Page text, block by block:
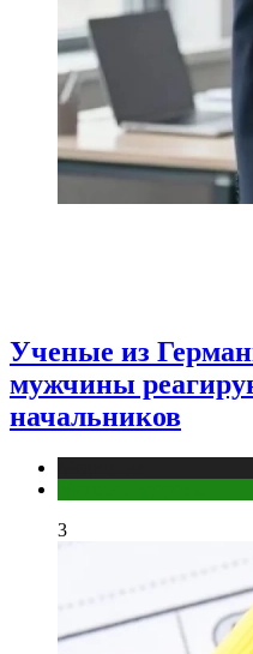
Ученые из
мужчины
начальников
3